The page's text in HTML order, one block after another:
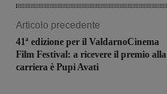
Articolo precedente
41ª edizione per il ValdarnoCinema
Film Festival: a ricevere il premio alla
carriera è Pupi Avati